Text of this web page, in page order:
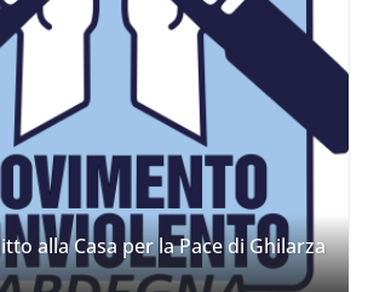
alla Casa per la Pace di Ghilarza